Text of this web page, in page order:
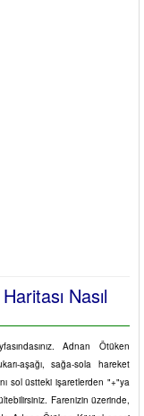
Nasıl
Adnan Ötüken
aşağı, sağa-sola hareket
sol üstteki işaretlerden "+"ya
Farenizin üzerinde,